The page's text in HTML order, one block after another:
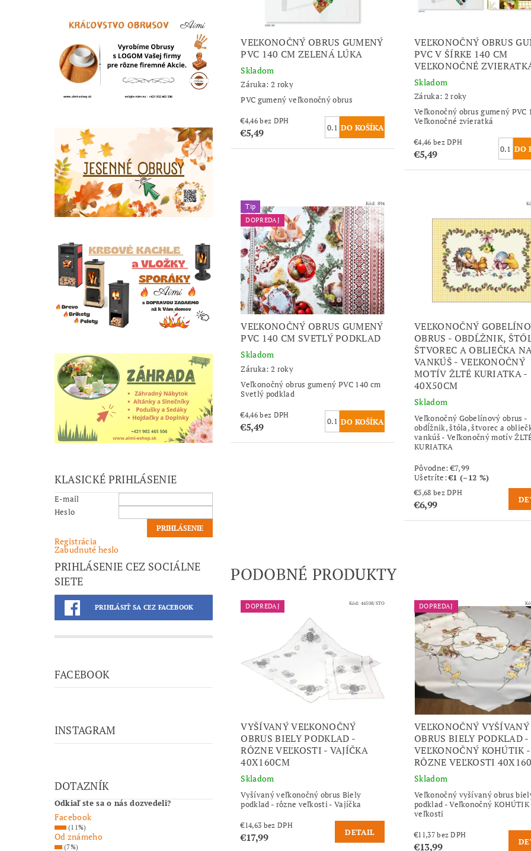
KLASICKÉ PRIHLÁSENIE
E-mail
Heslo
Registrácia
Zabudnuté heslo
PRIHLÁSENIE CEZ SOCIÁLNE
SIETE
PRIHLÁSIŤ SA CEZ FACEBOOK
FACEBOOK
INSTAGRAM
DOTAZNÍK
Odkiaľ ste sa o nás dozvedeli?
Facebook
(11%)
Od známeho
(7%)
VEĽKONOČNÝ OBRUS GUMENÝ
PVC 140 CM ZELENÁ LÚKA
Skladom
Záruka: 2 roky
PVC gumený veľkonočný obrus
€4,46 bez DPH
€5,49
VEĽKONOČNÝ OBRUS
PVC V ŠÍRKE 140 CM
VEĽKONOČNÉ
Skladom
Záruka: 2 roky
Veľkonočný obrus gumený PVC
Veľkonočné zvieratká
€4,46 bez DPH
€5,49
Tip
DOPREDAJ
Kód: 894
VEĽKONOČNÝ OBRUS GUMENÝ
PVC 140 CM SVETLÝ PODKLAD
Skladom
Záruka: 2 roky
Veľkonočný obrus gumený PVC 140 cm
Svetlý podklad
€4,46 bez DPH
€5,49
VEĽKONOČNÝ
OBRUS - OBDĹŽNIK,
ŠTVOREC A OBLIEČKA
VANKÚŠ - VEĽKONOČNÝ
MOTÍV ŽLTÉ KURIATKA -
40X50CM
Skladom
Veľkonočný Gobelínový obrus -
obdĺžnik, štóla, štvorec a
vankúš - Veľkonočný motív
KURIATKA
Pôvodne:€7,99
Ušetríte:€1 (–12 %)
€5,68 bez DPH
€6,99
PODOBNÉ PRODUKTY
DOPREDAJ Kód: 44508/STO
VYŠÍVANÝ VEĽKONOČNÝ
OBRUS BIELY PODKLAD -
RÔZNE VEĽKOSTI - VAJÍČKA
40X160CM
Skladom
Vyšívaný veľkonočný obrus Biely
podklad - rôzne veľkosti - Vajíčka
€14,63 bez DPH
€17,99 DETAIL
DOPREDAJ
VEĽKONOČNÝ VYŠÍVANÝ
OBRUS BIELY PODKLAD -
VEĽKONOČNÝ KOHÚTIK -
RÔZNE VEĽKOSTI
Skladom
Veľkonočný vyšívaný obrus
podklad - Veľkonočný KOHÚTIK
veľkosti
€11,37 bez DPH
€13,99